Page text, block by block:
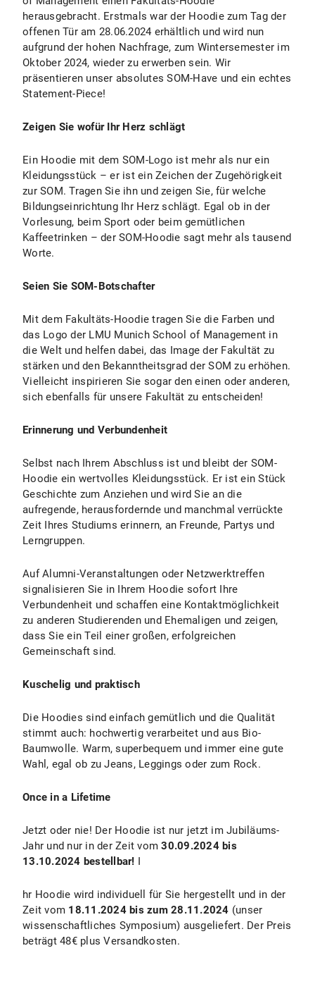
herausgebracht. Erstmals war der Hoodie zum Tag der
offenen Tür am 28.06.2024 erhältlich und wird nun
aufgrund der hohen Nachfrage, zum Wintersemester im
Oktober 2024, wieder zu erwerben sein. Wir
präsentieren unser absolutes SOM-Have und ein echtes
Statement-Piece!
Zeigen Sie wofür Ihr Herz schlägt
Ein Hoodie mit dem SOM-Logo ist mehr als nur ein
Kleidungsstück – er ist ein Zeichen der Zugehörigkeit
zur SOM. Tragen Sie ihn und zeigen Sie, für welche
Bildungseinrichtung Ihr Herz schlägt. Egal ob in der
Vorlesung, beim Sport oder beim gemütlichen
Kaffeetrinken – der SOM-Hoodie sagt mehr als tausend
Worte.
Seien Sie SOM-Botschafter
Mit dem Fakultäts-Hoodie tragen Sie die Farben und
das Logo der LMU Munich School of Management in
die Welt und helfen dabei, das Image der Fakultät zu
stärken und den Bekanntheitsgrad der SOM zu erhöhen.
Vielleicht inspirieren Sie sogar den einen oder anderen,
sich ebenfalls für unsere Fakultät zu entscheiden!
Erinnerung und Verbundenheit
Selbst nach Ihrem Abschluss ist und bleibt der SOM-
Hoodie ein wertvolles Kleidungsstück. Er ist ein Stück
Geschichte zum Anziehen und wird Sie an die
aufregende, herausfordernde und manchmal verrückte
Zeit Ihres Studiums erinnern, an Freunde, Partys und
Lerngruppen.
Auf Alumni-Veranstaltungen oder Netzwerktreffen
signalisieren Sie in Ihrem Hoodie sofort Ihre
Verbundenheit und schaffen eine Kontaktmöglichkeit
zu anderen Studierenden und Ehemaligen und zeigen,
dass Sie ein Teil einer großen, erfolgreichen
Gemeinschaft sind.
Kuschelig und praktisch
Die Hoodies sind einfach gemütlich und die Qualität
stimmt auch: hochwertig verarbeitet und aus Bio-
Baumwolle. Warm, superbequem und immer eine gute
Wahl, egal ob zu Jeans, Leggings oder zum Rock.
Once in a Lifetime
Jetzt oder nie! Der Hoodie ist nur jetzt im Jubiläums-
Jahr und nur in der Zeit vom30.09.2024 bis
13.10.2024 bestellbar! I
hr Hoodie wird individuell für Sie hergestellt und in der
Zeit vom 18.11.2024 bis zum 28.11.2024 (unser
wissenschaftliches Symposium) ausgeliefert. Der Preis
beträgt 48€ plus Versandkosten.